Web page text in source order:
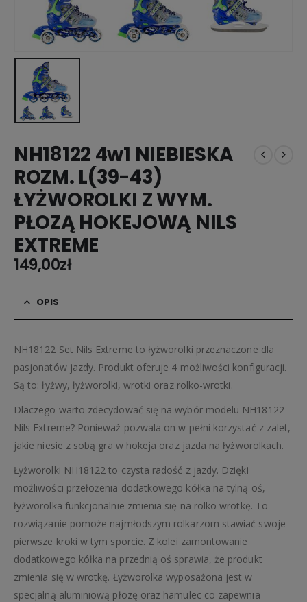
NH18122 4w1 NIEBIESKA
ROZM. L(39-43)
ŁYŻWOROLKI Z WYM.
PŁOZĄ HOKEJOWĄ NILS
EXTREME
149,00zł
OPIS
NH18122 Set Nils Extreme to łyżworolki przeznaczone dla
pasjonatów jazdy. Produkt oferuje 4 możliwości konfiguracji.
Są to: łyżwy, łyżworolki, wrotki oraz rolko-wrotki.
Dlaczego warto zdecydować się na wybór modelu NH18122
Nils Extreme? Ponieważ pozwala on w pełni korzystać z zalet,
jakie niesie z sobą gra w hokeja oraz jazda na łyżworolkach.
Łyżworolki NH18122 to czysta radość z jazdy. Dzięki
możliwości przełożenia dodatkowego kółka na tylną oś,
łyżworolka funkcjonalnie zmienia się na rolko wrotkę. To
rozwiązanie pomoże najmłodszym rolkarzom stawiać swoje
pierwsze kroki w tym sporcie. Z kolei zamontowanie
dodatkowego kółka na przednią oś sprawia, że produkt
zmienia się w wrotkę. Łyżworolka wyposażona jest w
specjalną aluminiową płozę oraz hamulec co zapewnia